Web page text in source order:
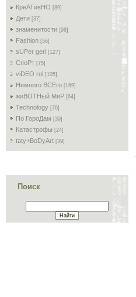
КреАТивНО [89]
Дети [37]
знаменитости [98]
Fashion [56]
sUPer gerl [127]
СпоРт [75]
viDEO rol [105]
Немного ВСЕго [169]
жиВОТНый МиР [64]
Technology [76]
По ГороДам [39]
Катастрофы [24]
taty+BoDyArt [39]
Поиск